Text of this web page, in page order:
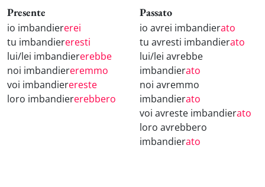
Presente
io imbandiererei
tu imbandiereresti
lui/lei imbandiererebbe
noi imbandiereremmo
voi imbandierereste
loro imbandiererebbero
Passato
io avrei imbandierato
tu avresti imbandierato
lui/lei avrebbe
imbandierato
noi avremmo
imbandierato
voi avreste imbandierato
loro avrebbero
imbandierato